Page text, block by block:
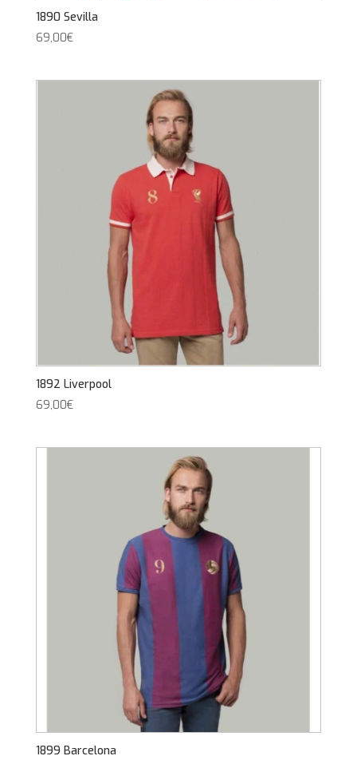
1890 Sevilla
69,00€
1892 Liverpool
69,00€
1899 Barcelona